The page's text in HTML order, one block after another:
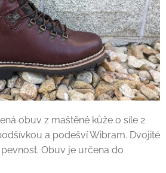
obuv z maštěné kůže o síle 2
a podešví Wibram. Dvojité
Obuv je určena do